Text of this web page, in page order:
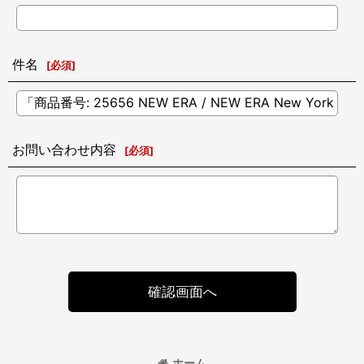
件名 [必須]
お問い合わせ内容 [必須]
確認画面へ